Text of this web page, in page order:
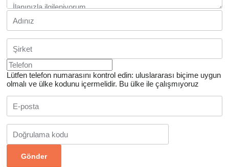
Lütfen telefon numarasını kontrol edin: uluslararası biçime uygun
olmalı ve ülke kodunu içermelidir. Bu ülke ile çalışmıyoruz